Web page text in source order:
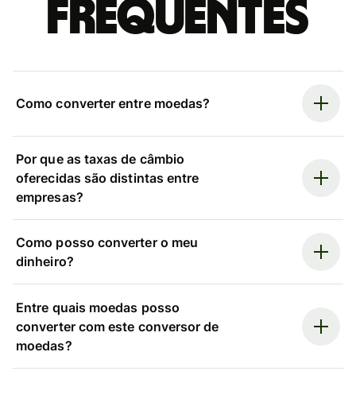
frequentes
Como converter entre moedas?
Por que as taxas de câmbio
oferecidas são distintas entre
empresas?
Como posso converter o meu
dinheiro?
Entre quais moedas posso
converter com este conversor de
moedas?